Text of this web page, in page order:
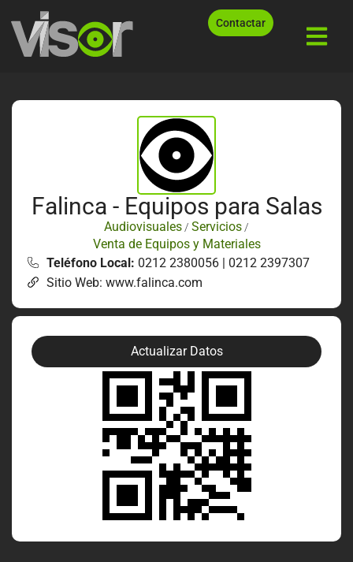
Contactar
Falinca - Equipos para Salas
Audiovisuales / Servicios /
Venta de Equipos y Materiales
Teléfono Local: 0212 2380056 | 0212 2397307
Sitio Web: www.falinca.com
Actualizar Datos